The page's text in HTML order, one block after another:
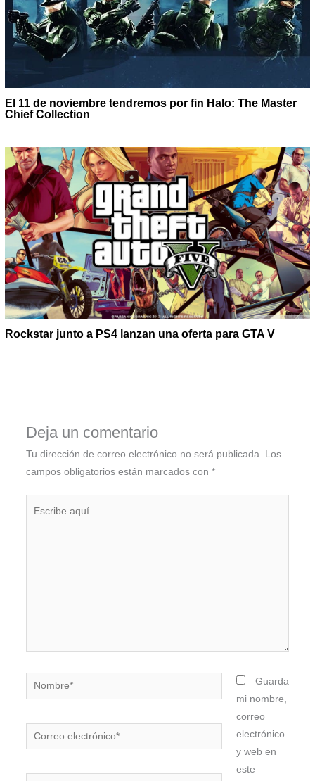
El 11 de noviembre tendremos por fin Halo: The Master
Chief Collection
Rockstar junto a PS4 lanzan una oferta para GTA V
Deja un comentario
Tu dirección de correo electrónico no será publicada.
Los
campos obligatorios están marcados con *
Nombre*
Correo
electrónico*
Guarda
mi nombre,
correo
electrónico
y web en
este